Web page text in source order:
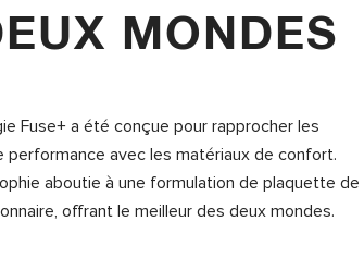
Fuse+ a été conçue pour rapprocher les
performance avec les matériaux de confort.
aboutie à une formulation de plaquette de
offrant le meilleur des deux mondes.